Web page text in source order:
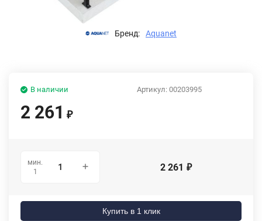
Бренд: Aquanet
Артикул: 00203995
В наличии
2 261 ₽
мин.
1
2 261 ₽
Купить в 1 клик